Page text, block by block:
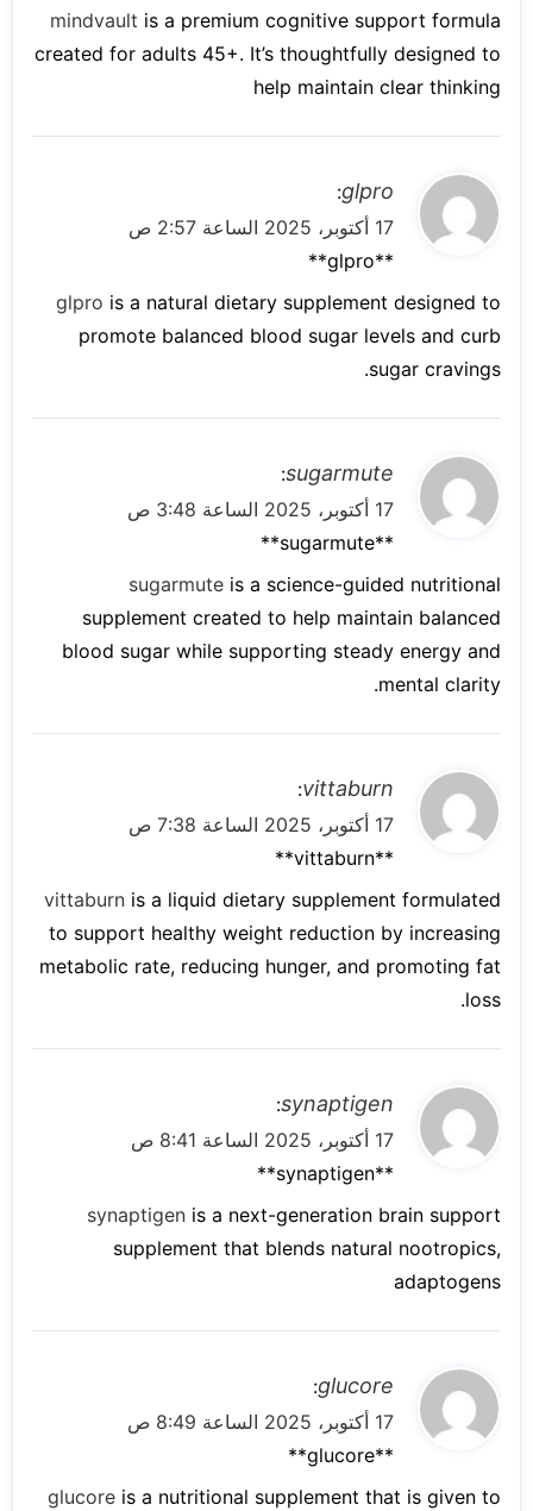
mindvault is a premium cognitive support formula
created for adults 45+. It’s thoughtfully designed to
help maintain clear thinking
ي
ق
و
glpro
:
17 أكتوبر، 2025 الساعة 2:57 ص
** glpro**
glpro is a natural dietary supplement designed to
promote balanced blood sugar levels and curb
sugar cravings.
ي
ق
و
ل
sugarmute
:
17 أكتوبر، 2025 الساعة 3:48 ص
** sugarmute**
sugarmute is a science-guided nutritional
supplement created to help maintain balanced
blood sugar while supporting steady energy and
mental clarity.
ي
ق
و
vittaburn
:
17 أكتوبر، 2025 الساعة 7:38 ص
** vittaburn**
vittaburn is a liquid dietary supplement formulated
to support healthy weight reduction by increasing
metabolic rate, reducing hunger, and promoting fat
loss.
ي
ق
و
ل
synaptigen
:
17 أكتوبر، 2025 الساعة 8:41 ص
**synaptigen**
synaptigen is a next-generation brain support
supplement that blends natural nootropics,
adaptogens
ي
ق
و
glucore
:
17 أكتوبر، 2025 الساعة 8:49 ص
**glucore**
glucore is a nutritional supplement that is given to